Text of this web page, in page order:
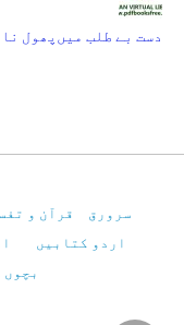
دست بے طلب میں‌پھول
سرورق قرآن و
اردو کتابیں